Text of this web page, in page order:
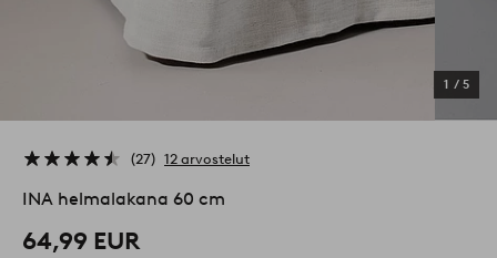
1 / 5
27 12 arvostelut
INA helmalakana 60 cm
64,99 EUR